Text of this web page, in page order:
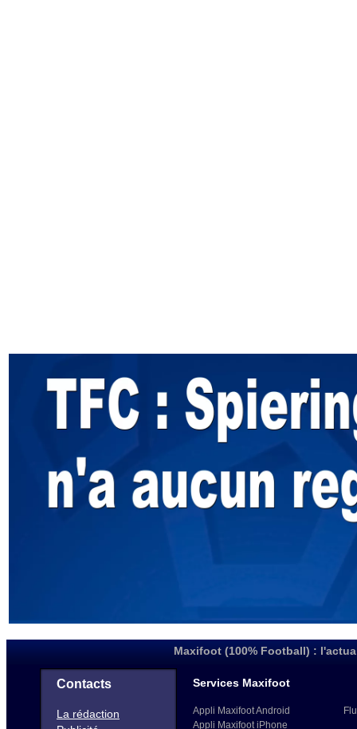
Maxifoot (100% Football) :
Contacts
La rédaction
Services Maxifoot
Appli Maxifoot Android
Appli Maxifoot iPhone